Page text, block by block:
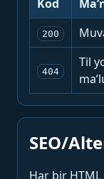
Kod
200
404
Til
SEO/
Har bir